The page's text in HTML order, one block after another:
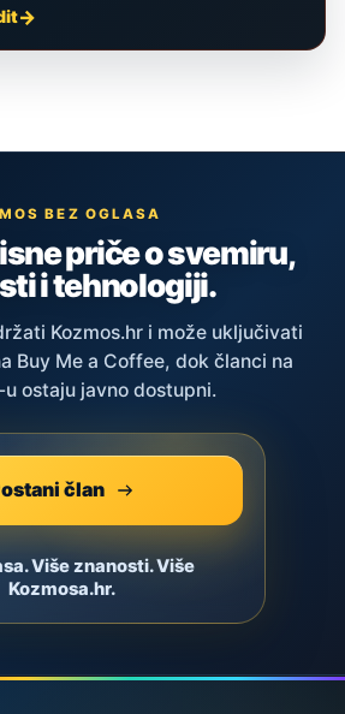
BEZ OGLASA
priče o svemiru,
i tehnologiji.
Kozmos.hr i može uključivati
Buy Me a Coffee, dok članci na
u ostaju javno dostupni.
član
Više znanosti. Više
Kozmosa.hr.